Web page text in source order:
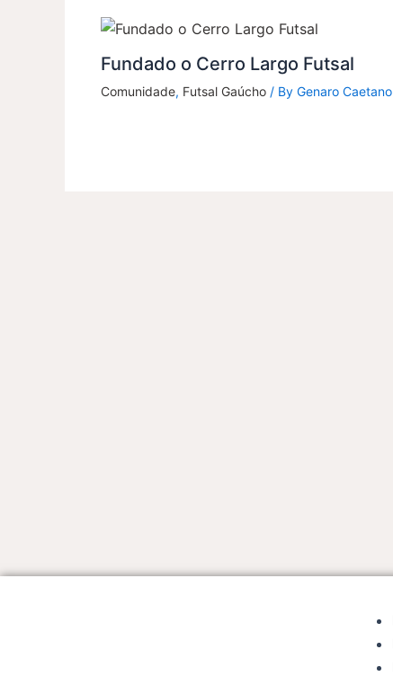
Fundado o Cerro Largo Futsal
Comunidade, Futsal Gaúcho / By Genaro Caetano